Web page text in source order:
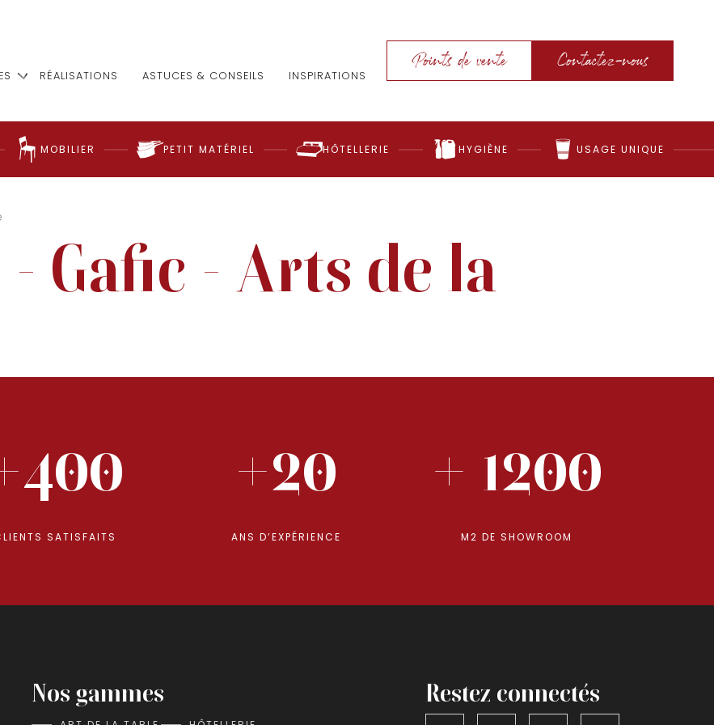
RÉALISATIONS ASTUCES & CONSEILS INSPIRATIONS
Points de vente Contactez-nous
MOBILIER PETIT MATÉRIEL HÔTELLERIE HYGIÈNE USAGE UNIQUE
Gafic - Arts de la
SATISFAITS
+20
ANS D’EXPÉRIENCE
+ 1200
M2 DE SHOWROOM
Nos gammes Restez connectés